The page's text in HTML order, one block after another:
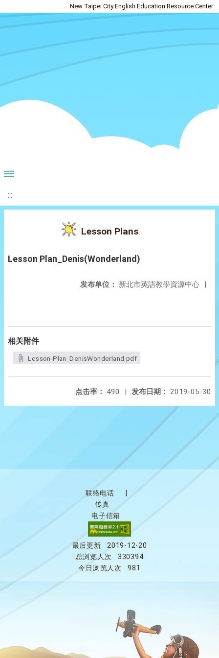
New Taipei City English Education Resource Center
:::
Lesson Plans
Lesson Plan_Denis(Wonderland)
发布单位： 新北市英語教學資源中心 |
相关附件
Lesson-Plan_DenisWonderland.pdf
发布日期： 2019-05-30
点击率： 490 |
联络电话
传真
电子信箱
最后更新
2019-12-20
总浏览人次
330394
今日浏览人次
981